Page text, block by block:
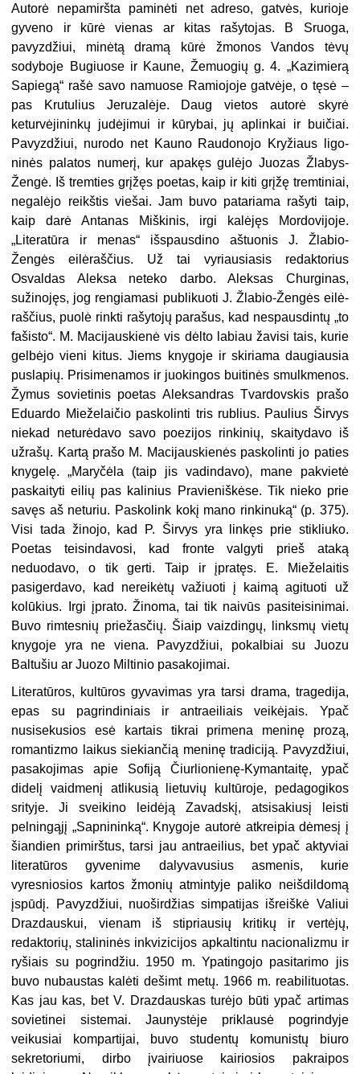
Autorė nepamiršta paminėti net adreso, gatvės, kurioje
gyveno ir kūrė vienas ar kitas rašytojas. B Sruoga,
pavyzdžiui, minėtą dramą kūrė žmo­nos Vandos tėvų
sodyboje Bugiuose ir Kaune, Žemuogių g. 4. „Kazimierą
Sa­piegą“ rašė savo namuose Ramiojoje gatvėje, o tęsė –
pas Krutulius Jeru­zalėje. Daug vietos autorė skyrė
keturvėjininkų judėjimui ir kūrybai, jų aplinkai ir buičiai.
Pavyzdžiui, nurodo net Kauno Raudonojo Kryžiaus ligo­
ninės palatos numerį, kur apakęs gu­lėjo Juozas Žlabys-
Žengė. Iš tremties grįžęs poetas, kaip ir kiti grįžę trem­tiniai,
negalėjo reikštis viešai. Jam buvo patariama rašyti taip,
kaip darė Antanas Miškinis, irgi kalėjęs Mordovijoje.
„Literatūra ir menas“ išspaus­dino aštuonis J. Žlabio-
Žengės eilėraš­čius. Už tai vyriausiasis redaktorius
Osvaldas Aleksa neteko darbo. Alek­sas Churginas,
sužinojęs, jog rengia­masi publikuoti J. Žlabio-Žengės eilė­
raščius, puolė rinkti rašytojų parašus, kad nespausdintų „to
fašisto“. M. Ma­cijauskienė vis dėlto labiau žavisi tais, kurie
gelbėjo vieni kitus. Jiems knygo­je ir skiriama daugiausia
puslapių. Prisimenamos ir juokingos buitinės smulkmenos.
Žymus sovietinis poetas Aleksandras Tvardovskis prašo
Eduar­do Mieželaičio paskolinti tris rublius. Paulius Širvys
niekad neturėdavo savo poezijos rinkinių, skaitydavo iš
užra­šų. Kartą prašo M. Macijauskienės paskolinti jo paties
knygelę. „Maryčėla (taip jis vadindavo), mane pakvietė
paskaityti eilių pas kalinius Pravie­niškėse. Tik nieko prie
savęs aš neturiu. Paskolink kokį mano rinkinuką“ (p. 375).
Visi tada žinojo, kad P. Širvys yra linkęs prie stikliuko.
Poetas teisin­davosi, kad fronte valgyti prieš ataką
neduodavo, o tik gerti. Taip ir įpratęs. E. Mieželaitis
pasigerdavo, kad nerei­kėtų važiuoti į kaimą agituoti už
kolūkius. Irgi įprato. Žinoma, tai tik naivūs pasiteisinimai.
Buvo rimtesnių priežasčių. Šiaip vaizdingų, linksmų vietų
knygoje yra ne viena. Pavyzdžiui, pokalbiai su Juozu
Baltušiu ar Juozo Miltinio pasakojimai.
Literatūros, kultūros gyvavimas yra tarsi drama, tragedija,
epas su pagrindiniais ir antraeiliais veikėjais. Ypač
nusisekusios esė kartais tikrai primena meninę prozą,
romantizmo laikus siekiančią meninę tradiciją. Pavyzdžiui,
pasakojimas apie Sofiją Čiurlionienę-Kymantaitę, ypač
didelį vaidmenį atlikusią lietuvių kultūroje, pedagogikos
srityje. Ji sveikino leidėją Zavadskį, atsisakiusį leisti
pelningąjį „Sapnininką“. Knygoje autorė atkrei­pia dėmesį į
šiandien primirštus, tarsi jau antraeilius, bet ypač aktyviai
lite­ratūros gyvenime dalyvavusius asme­nis, kurie
vyresniosios kartos žmonių atmintyje paliko neišdildomą
įspūdį. Pavyzdžiui, nuoširdžias simpatijas išreiškė Valiui
Drazdauskui, vienam iš stipriausių kritikų ir vertėjų,
redakto­rių, stalininės inkvizicijos apkaltintu nacionalizmu ir
ryšiais su pogrindžiu. 1950 m. Ypatingojo pasitarimo jis
buvo nubaustas kalėti dešimt metų. 1966 m. reabilituotas.
Kas jau kas, bet V. Drazdauskas turėjo būti ypač artimas
so­vietinei sistemai. Jaunystėje priklausė pogrindyje
veikusiai kompartijai, buvo studentų komunistų biuro
sekretoriu­mi, dirbo įvairiuose kairiosios pa­kraipos